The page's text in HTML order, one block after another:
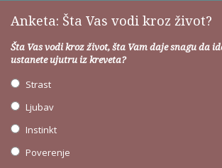
Anketa: Šta Vas vodi kroz život?
Šta Vas vodi kroz život, šta Vam daje snagu da
ustanete ujutru iz kreveta?
Strast
Ljubav
Instinkt
Poverenje